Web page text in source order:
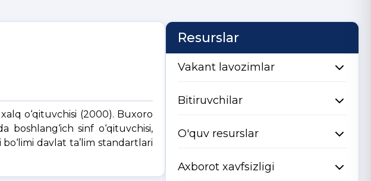
o‘qituvchisi (2000). Buxoro
boshlang‘ich sinf o‘qituvchisi,
davlat ta’lim standartlari
Resurslar
Vakant lavozimlar
Bitiruvchilar
O'quv resurslar
Axborot xavfsizligi